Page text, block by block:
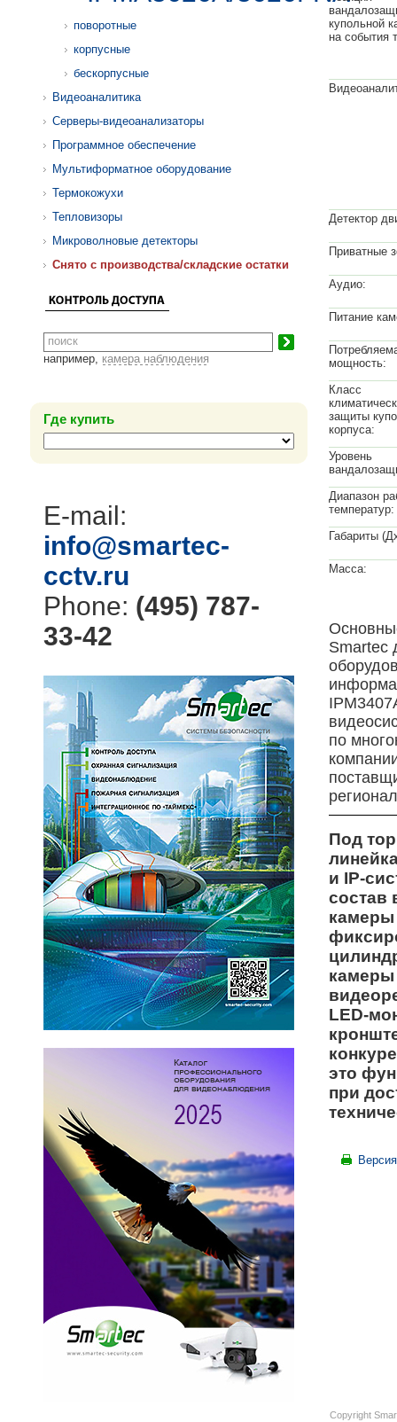
поворотные
корпусные
бескорпусные
Видеоаналитика
Серверы-видеоанализаторы
Программное обеспечение
Мультиформатное оборудование
Термокожухи
Тепловизоры
Микроволновые детекторы
Cнято с производства/складские остатки
например, камера наблюдения
Где купить
E-mail:
info@smartec-
cctv.ru
Phone: (495) 787-
33-42
купольной
на события
Детектор
Приватные
Аудио:
Питание
мощность:
Класс
защиты
корпуса:
Уровень
Диапазон
температур:
Габариты
Масса:
Smartec
по
Под
и IP-
состав
LED-
это
при
Copyright